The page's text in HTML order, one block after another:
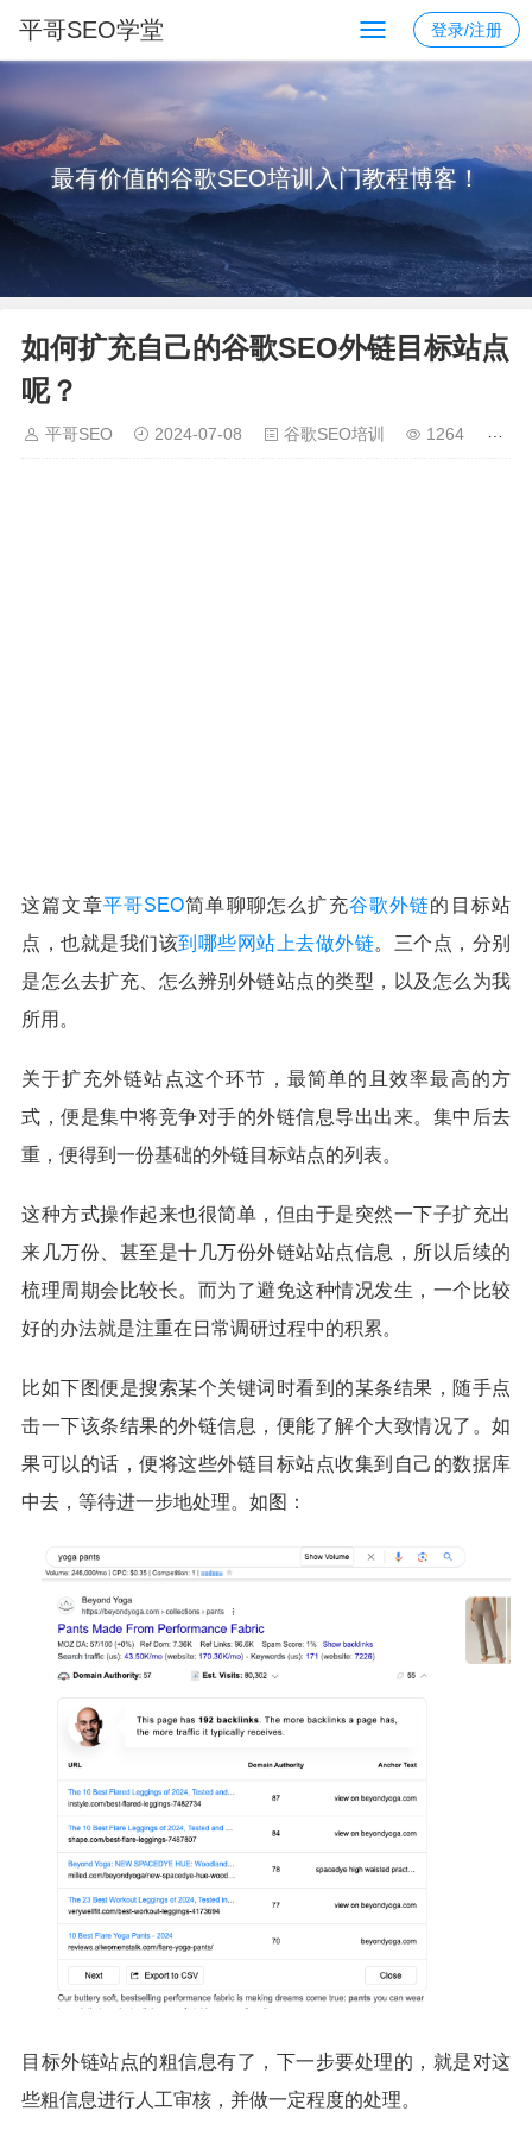
平哥SEO学堂 登录/注册
最有价值的谷歌SEO培训入门教程博客！
如何扩充自己的谷歌SEO外链目标站点
呢？
平哥SEO 2024-07-08 谷歌SEO培训 1264
这篇文章平哥SEO简单聊聊怎么扩充谷歌外链的目标站
点，也就是我们该到哪些网站上去做外链。三个点，分别
是怎么去扩充、怎么辨别外链站点的类型，以及怎么为我
所用。
关于扩充外链站点这个环节，最简单的且效率最高的方
式，便是集中将竞争对手的外链信息导出出来。集中后去
重，便得到一份基础的外链目标站点的列表。
这种方式操作起来也很简单，但由于是突然一下子扩充出
来几万份、甚至是十几万份外链站站点信息，所以后续的
梳理周期会比较长。而为了避免这种情况发生，一个比较
好的办法就是注重在日常调研过程中的积累。
比如下图便是搜索某个关键词时看到的某条结果，随手点
击一下该条结果的外链信息，便能了解个大致情况了。如
果可以的话，便将这些外链目标站点收集到自己的数据库
中去，等待进一步地处理。如图：
目标外链站点的粗信息有了，下一步要处理的，就是对这
些粗信息进行人工审核，并做一定程度的处理。